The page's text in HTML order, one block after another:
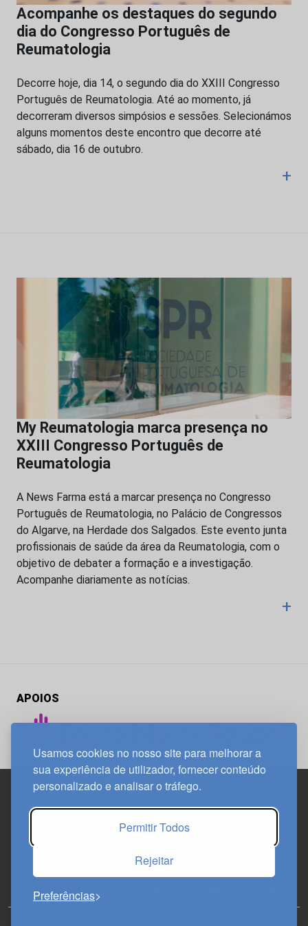
Usamos cookies no nosso site para melhorar a
sua experiência de utilizador, fornecer conteúdo
personalizado e analisar o tráfego.
Permitir Todos
Rejeitar
Preferências
Acompanhe os destaques do segundo
dia do Congresso Português de
Reumatologia
Decorre hoje, dia 14, o segundo dia do XXIII Congresso
Português de Reumatologia. Até ao momento, já
decorreram diversos simpósios e sessões. Selecionámos
alguns momentos deste encontro que decorre até
sábado, dia 16 de outubro.
+
My Reumatologia marca presença no
XXIII Congresso Português de
Reumatologia
A News Farma está a marcar presença no Congresso
Português de Reumatologia, no Palácio de Congressos
do Algarve, na Herdade dos Salgados. Este evento junta
profissionais de saúde da área da Reumatologia, com o
objetivo de debater a formação e a investigação.
Acompanhe diariamente as notícias.
+
APOIOS
Edif. Lisboa Oriente | Av. Infante D. Henrique, n.º 333H, esc.
1800-282 Lisboa | Portugal